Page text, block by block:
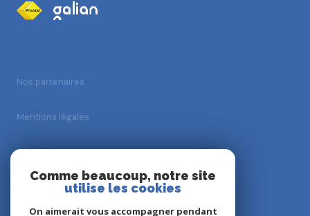
Nos partenaires
Mentions légales
Admin
Nos honoraires
Comme beaucoup, notre site
utilise les cookies
On aimerait vous accompagner pendant